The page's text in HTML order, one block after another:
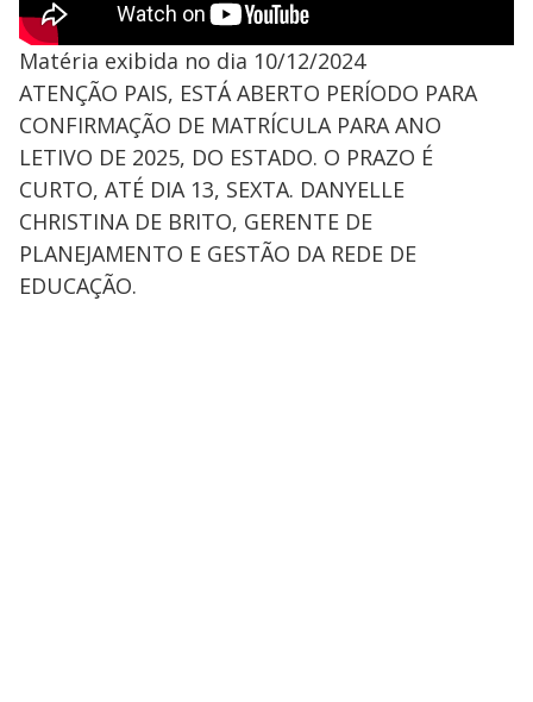
Matéria exibida no dia 10/12/2024
ATENÇÃO PAIS, ESTÁ ABERTO PERÍODO PARA
CONFIRMAÇÃO DE MATRÍCULA PARA ANO
LETIVO DE 2025, DO ESTADO. O PRAZO É
CURTO, ATÉ DIA 13, SEXTA. DANYELLE
CHRISTINA DE BRITO, GERENTE DE
PLANEJAMENTO E GESTÃO DA REDE DE
EDUCAÇÃO.